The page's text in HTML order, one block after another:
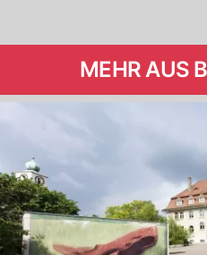
MEHR AUS